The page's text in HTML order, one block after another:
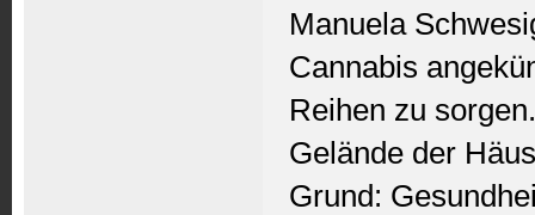
Manuela
Cannabis
Reihen zu
Gelände der
Grund: